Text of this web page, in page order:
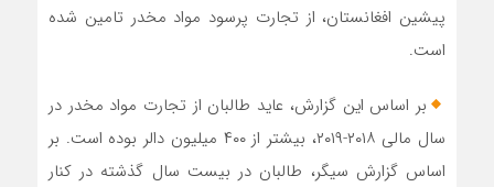
پیشین افغانستان، از تجارت پرسود مواد مخدر تامین شده
است.
بر اساس این گزارش، عاید طالبان از تجارت مواد مخدر در
سال مالی ۲۰۱۸-۲۰۱۹، بیشتر از ۴۰۰ میلیون دالر بوده است. بر
اساس گزارش سیگر، طالبان در بیست سال گذشته در کنار